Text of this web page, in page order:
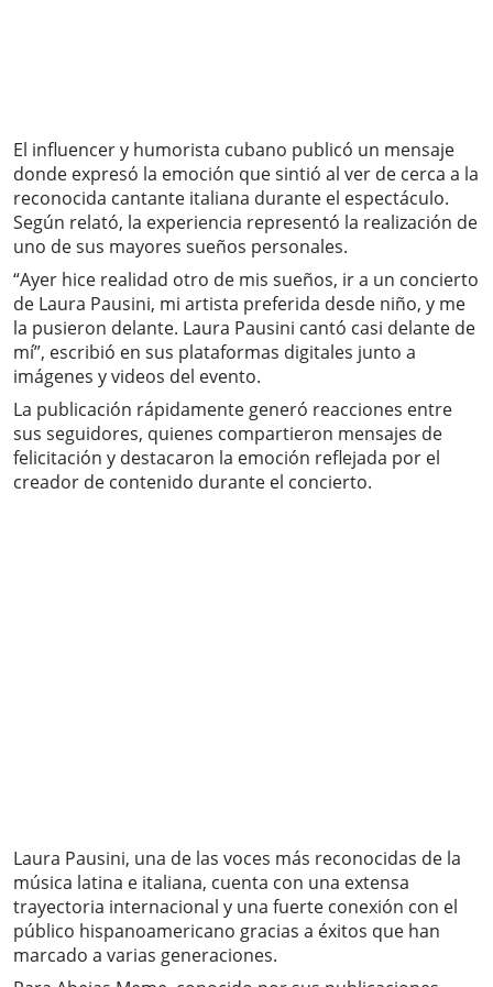
El influencer y humorista cubano publicó un mensaje
donde expresó la emoción que sintió al ver de cerca a la
reconocida cantante italiana durante el espectáculo.
Según relató, la experiencia representó la realización de
uno de sus mayores sueños personales.
“Ayer hice realidad otro de mis sueños, ir a un concierto
de Laura Pausini, mi artista preferida desde niño, y me
la pusieron delante. Laura Pausini cantó casi delante de
mí”, escribió en sus plataformas digitales junto a
imágenes y videos del evento.
La publicación rápidamente generó reacciones entre
sus seguidores, quienes compartieron mensajes de
felicitación y destacaron la emoción reflejada por el
creador de contenido durante el concierto.
Laura Pausini, una de las voces más reconocidas de la
música latina e italiana, cuenta con una extensa
trayectoria internacional y una fuerte conexión con el
público hispanoamericano gracias a éxitos que han
marcado a varias generaciones.